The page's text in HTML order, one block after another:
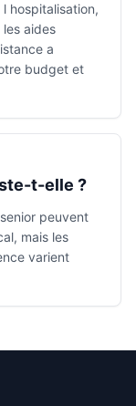
hospitalisation,
aides
a
budget et
t-elle ?
peuvent
mais les
varient